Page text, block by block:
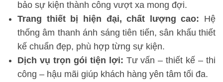
bảo sự kiện thành công vượt xa mong đợi.
Trang thiết bị hiện đại, chất lượng cao: Hệ
thống âm thanh ánh sáng tiên tiến, sân khấu thiết
kế chuẩn đẹp, phù hợp từng sự kiện.
Dịch vụ trọn gói tiện lợi: Tư vấn – thiết kế – thi
công – hậu mãi giúp khách hàng yên tâm tối đa.